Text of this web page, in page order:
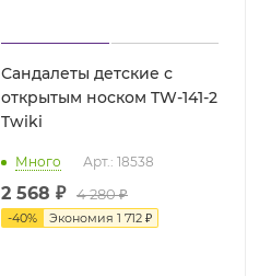
Сандалеты детские с
открытым носком TW-141-2
Twiki
Много Арт.: 18538
2 568 ₽ 4 280 ₽
-40% Экономия 1 712 ₽